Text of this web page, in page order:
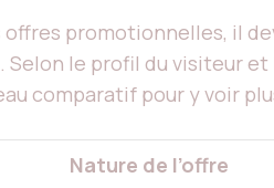
offres promotionnelles, il
. Selon le profil du visiteur
comparatif pour y voir
Nature de l’offre